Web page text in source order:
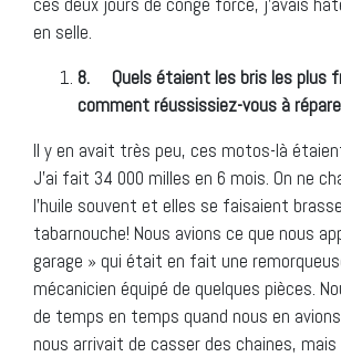
en selle.
8. Quels étaient les bris les plus
comment réussissiez-vous à
Il y en avait très peu, ces motos-là
J’ai fait 34 000 milles en 6 mois. On ne
l’huile souvent et elles se faisaient
tabarnouche! Nous avions ce que nous
garage » qui était en fait une
mécanicien équipé de quelques pièces.
de temps en temps quand nous en
nous arrivait de casser des chaines,